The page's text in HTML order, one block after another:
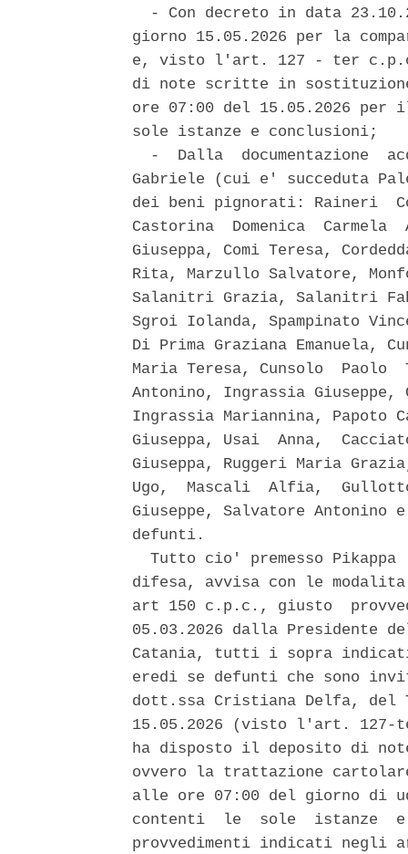
- Con decreto in data
giorno 15.05.2026 per la
e, visto l'art. 127 - ter c.p.c.
di note scritte in
ore 07:00 del 15.05.2026
sole istanze e conclusioni;
-  Dalla  documentazione
Gabriele (cui e' succeduta
dei beni pignorati: Raineri
Castorina  Domenica
Giuseppa, Comi Teresa,
Rita, Marzullo Salvatore,
Salanitri Grazia, Salanitri
Sgroi Iolanda, Spampinato
Di Prima Graziana Emanuela,
Maria Teresa, Cunsolo  Paolo
Antonino, Ingrassia Giuseppe,
Ingrassia Mariannina, Papoto
Giuseppa, Usai  Anna,
Giuseppa, Ruggeri Maria
Ugo,  Mascali  Alfia,  Gullotto
Giuseppe, Salvatore
defunti.
Tutto cio' premesso Pikappa
difesa, avvisa con le
art 150 c.p.c., giusto
05.03.2026 dalla
Catania, tutti i sopra
eredi se defunti che sono
dott.ssa Cristiana Delfa, del
15.05.2026 (visto l'art. 127-
ha disposto il deposito di
ovvero la trattazione
alle ore 07:00 del giorno di
contenti  le  sole  istanze
provvedimenti indicati negli